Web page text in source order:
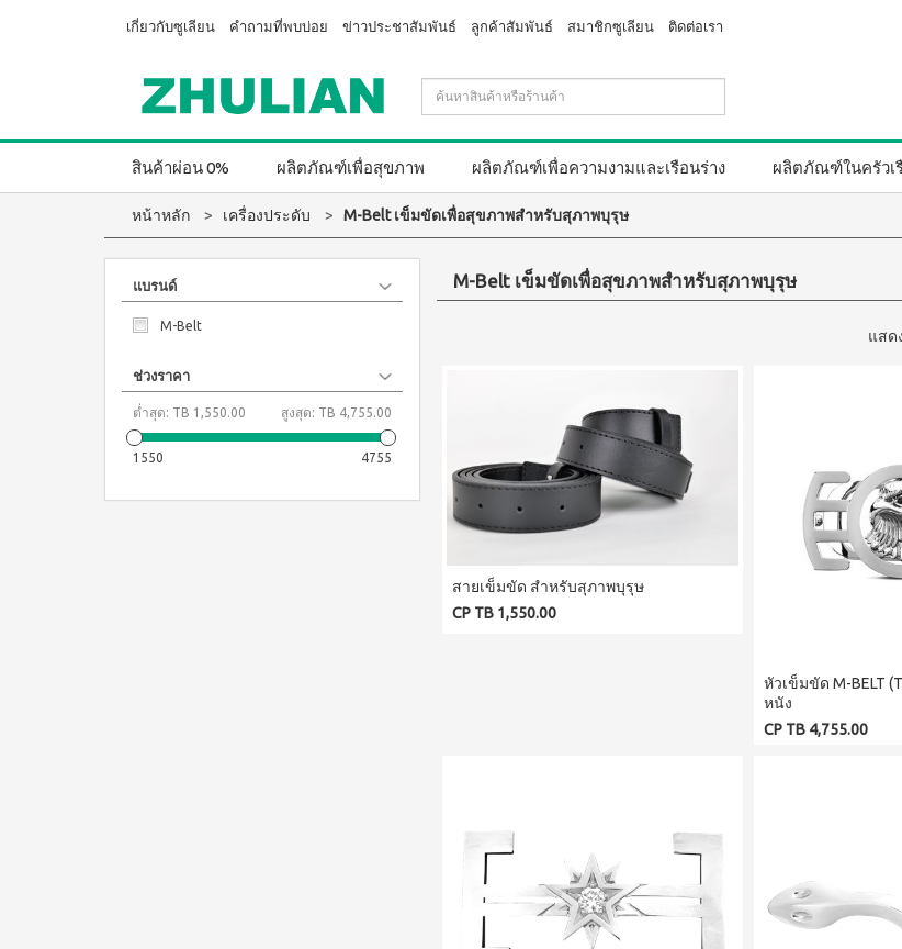
เกี่ยวกับซูเลียน คำถามที่พบบ่อย ข่าวประชาสัมพันธ์ ลูกค้าสัมพันธ์ สมาชิกซูเลียน ติดต่อเรา
สินค้าผ่อน 0% ผลิตภัณฑ์เพื่อสุขภาพ ผลิตภัณฑ์เพื่อความงามและเรือนร่าง ผลิตภัณฑ์ในครัวเ
หน้าหลัก เครื่องประดับ M-Belt เข็มขัดเพื่อสุขภาพสำหรับสุภาพบุรุษ
แบรนด์
M-Belt
ช่วงราคา
ต่ำสุด: TB 1,550.00 สูงสุด: TB 4,755.00
1550 4755
M-Belt เข็มขัดเพื่อสุขภาพสำหรับสุภาพบุรุษ
แสด
สายเข็มขัด สำหรับสุภาพบุรุษ
CP TB 1,550.00
หัวเข็มขัด M-BELT
หนัง
CP TB 4,755.00